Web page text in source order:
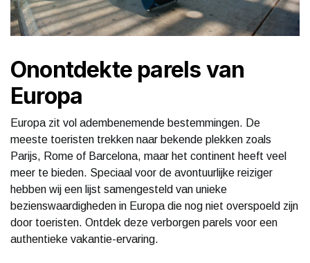
Onontdekte parels van
Europa
Europa zit vol adembenemende bestemmingen. De
meeste toeristen trekken naar bekende plekken zoals
Parijs, Rome of Barcelona, maar het continent heeft veel
meer te bieden. Speciaal voor de avontuurlijke reiziger
hebben wij een lijst samengesteld van unieke
bezienswaardigheden in Europa die nog niet overspoeld zijn
door toeristen. Ontdek deze verborgen parels voor een
authentieke vakantie-ervaring.